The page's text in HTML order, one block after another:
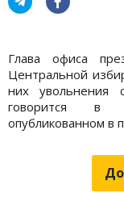
Глава офиса
Центральной
них увольнения
говорится в
опубликованном в